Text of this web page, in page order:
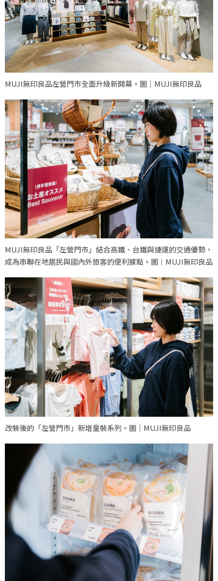
MUJI無印良品左營門市全面升級新開幕。圖｜MUJI無印良品
MUJI無印良品「左營門市」結合高鐵、台鐵與捷運的交通優勢，
成為串聯在地居民與國內外旅客的便利據點。圖｜MUJI無印良品
改裝後的「左營門市」新增童裝系列。圖｜MUJI無印良品